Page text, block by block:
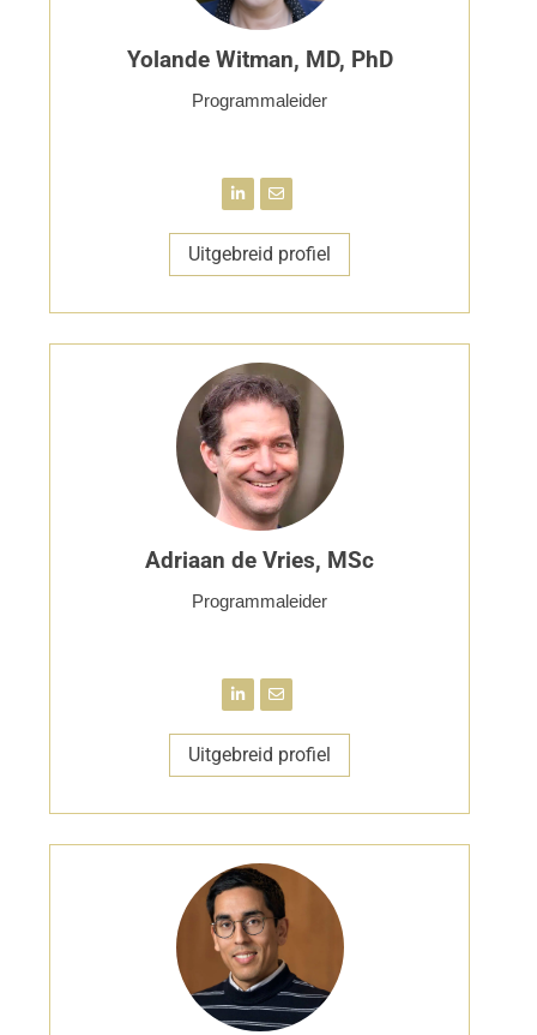
Yolande Witman, MD, PhD
Programmaleider
Uitgebreid profiel
Adriaan de Vries, MSc
Programmaleider
Uitgebreid profiel